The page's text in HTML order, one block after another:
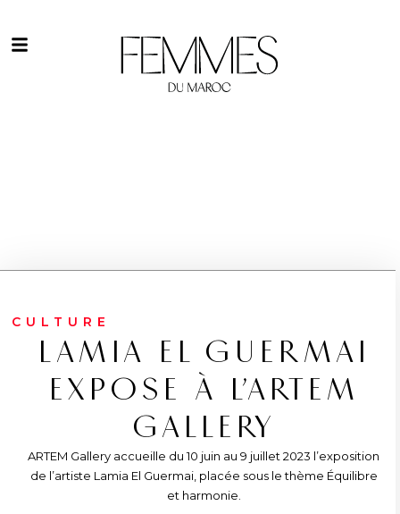
CULTURE
LAMIA EL GUERMAI
EXPOSE À L’ARTEM
GALLERY
ARTEM Gallery accueille du 10 juin au 9 juillet 2023 l’exposition
de l’artiste Lamia El Guermai, placée sous le thème Équilibre
et harmonie.